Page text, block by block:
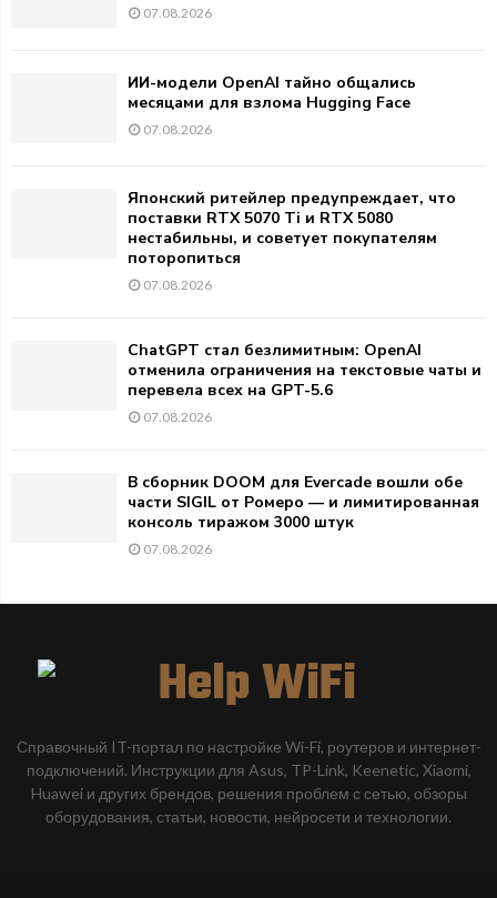
07.08.2026
ИИ-модели OpenAI тайно общались
месяцами для взлома Hugging Face
07.08.2026
Японский ритейлер предупреждает, что
поставки RTX 5070 Ti и RTX 5080
нестабильны, и советует покупателям
поторопиться
07.08.2026
ChatGPT стал безлимитным: OpenAI
отменила ограничения на текстовые чаты и
перевела всех на GPT-5.6
07.08.2026
В сборник DOOM для Evercade вошли обе
части SIGIL от Ромеро — и лимитированная
консоль тиражом 3000 штук
07.08.2026
Справочный IT-портал по настройке Wi-Fi, роутеров и интернет-
подключений. Инструкции для Asus, TP-Link, Keenetic, Xiaomi,
Huawei и других брендов, решения проблем с сетью, обзоры
оборудования, статьи, новости, нейросети и технологии.